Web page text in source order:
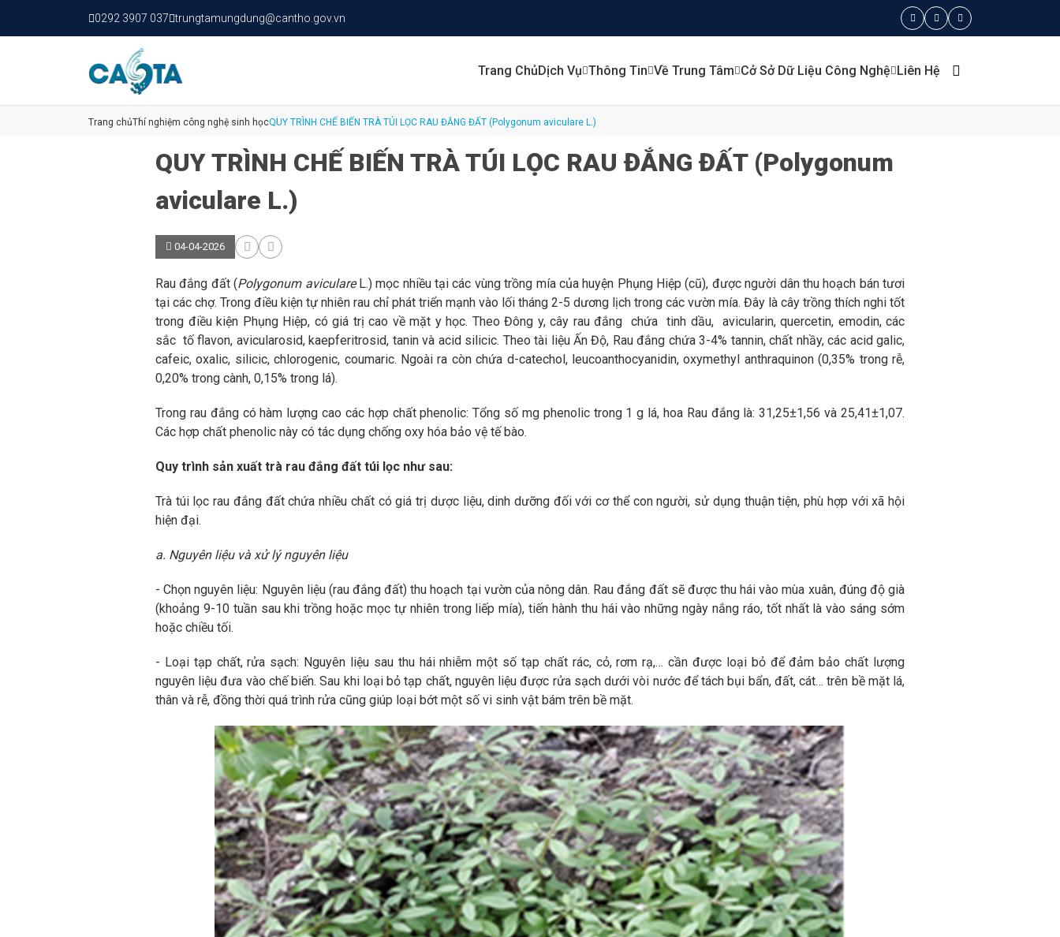
0292 3907 037 trungtamungdung@cantho.gov.vn
Trang ChủDịch Vụ Thông Tin Về Trung Tâm Cở Sở Dữ Liệu Công Nghệ Liên Hệ
Trang chủThí nghiệm công nghệ sinh học QUY TRÌNH CHẾ BIẾN TRÀ TÚI LỌC RAU ĐẮNG ĐẤT (Polygonum aviculare L.)
QUY TRÌNH CHẾ BIẾN TRÀ TÚI LỌC RAU ĐẮNG ĐẤT (Polygonum
aviculare L.)
04-04-2026
Rau đắng đất (Polygonum aviculareL.) mọc nhiều tại các vùng trồng mía của huyện Phụng Hiệp (cũ), được người dân thu hoạch bán tươi
tại các chợ. Trong điều kiện tự nhiên rau chỉ phát triển mạnh vào lối tháng 2-5 dương lịch trong các vườn mía. Đây là cây trồng thích nghi tốt
trong điều kiện Phụng Hiệp, có giá trị cao về mặt y học. Theo Đông y, cây rau đắng chứa tinh dầu, avicularin, quercetin, emodin, các
sắc tố flavon, avicularosid, kaepferitrosid, tanin và acid silicic. Theo tài liệu Ấn Độ, Rau đắng chứa 3-4% tannin, chất nhầy, các acid galic,
cafeic, oxalic, silicic, chlorogenic, coumaric. Ngoài ra còn chứa d-catechol, leucoanthocyanidin, oxymethyl anthraquinon (0,35% trong rễ,
0,20% trong cành, 0,15% trong lá).
Trong rau đắng có hàm lượng cao các hợp chất phenolic: Tổng số mg phenolic trong 1 g lá, hoa Rau đắng là: 31,25±1,56 và 25,41±1,07.
Các hợp chất phenolic này có tác dụng chống oxy hóa bảo vệ tế bào.
Quy trình sản xuất trà rau đắng đất túi lọc như sau:
Trà túi lọc rau đắng đất chứa nhiều chất có giá trị dược liệu, dinh dưỡng đối với cơ thể con người, sử dụng thuận tiện, phù hợp với xã hội
hiện đại.
a. Nguyên liệu và xử lý nguyên liệu
- Chọn nguyên liệu: Nguyên liệu (rau đắng đất) thu hoạch tại vườn của nông dân. Rau đắng đất sẽ được thu hái vào mùa xuân, đúng độ già
(khoảng 9-10 tuần sau khi trồng hoặc mọc tự nhiên trong liếp mía), tiến hành thu hái vào những ngày nắng ráo, tốt nhất là vào sáng sớm
hoặc chiều tối.
- Loại tạp chất, rửa sạch: Nguyên liệu sau thu hái nhiễm một số tạp chất rác, cỏ, rơm rạ,… cần được loại bỏ để đảm bảo chất lượng
nguyên liệu đưa vào chế biến. Sau khi loại bỏ tạp chất, nguyên liệu được rửa sạch dưới vòi nước để tách bụi bẩn, đất, cát… trên bề mặt lá,
thân và rễ, đồng thời quá trình rửa cũng giúp loại bớt một số vi sinh vật bám trên bề mặt.